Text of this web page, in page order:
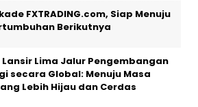
FXTRADING.com, Siap Menuju
Berikutnya
Lima Jalur Pengembangan
secara Global: Menuju Masa
Lebih Hijau dan Cerdas